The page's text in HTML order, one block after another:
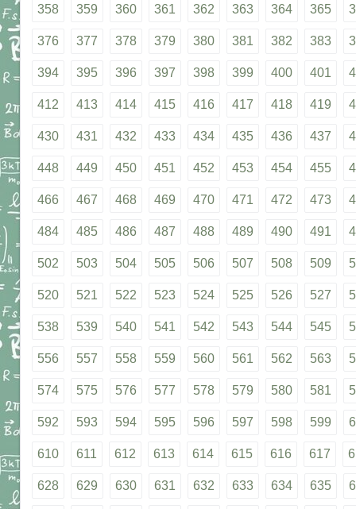
358 359 360 361 362 363 364 365
376 377 378 379 380 381 382 383
394 395 396 397 398 399 400 401
412 413 414 415 416 417 418 419
430 431 432 433 434 435 436 437
448 449 450 451 452 453 454 455
466 467 468 469 470 471 472 473
484 485 486 487 488 489 490 491
502 503 504 505 506 507 508 509
520 521 522 523 524 525 526 527
538 539 540 541 542 543 544 545
556 557 558 559 560 561 562 563
574 575 576 577 578 579 580 581
592 593 594 595 596 597 598 599
610 611 612 613 614 615 616 617
628 629 630 631 632 633 634 635